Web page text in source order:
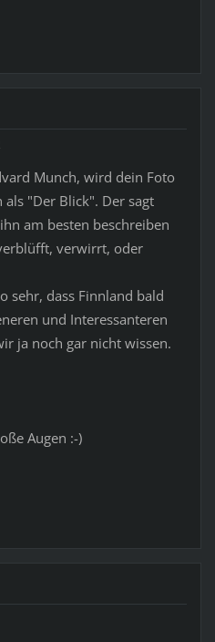
Munch, wird dein Foto
als "Der Blick". Der sagt
am besten beschreiben
verwirrt, oder
sehr, dass Finnland bald
und Interessanteren
ja noch gar nicht wissen.
Augen :-)